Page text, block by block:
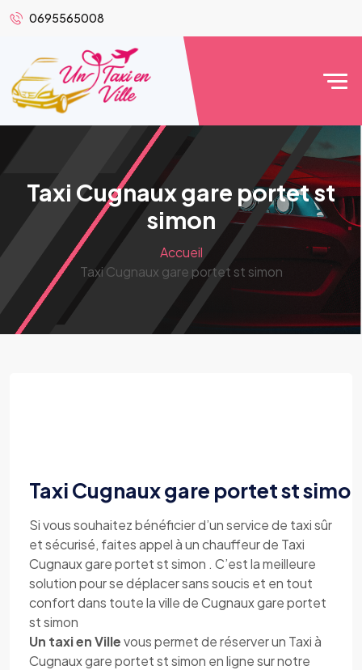
0695565008
Taxi Cugnaux gare portet st
simon
Accueil
Taxi Cugnaux gare portet st simon
Taxi Cugnaux gare portet st simon
Si vous souhaitez bénéficier d’un service de taxi sûr
et sécurisé, faites appel à un chauffeur de Taxi
Cugnaux gare portet st simon . C’est la meilleure
solution pour se déplacer sans soucis et en tout
confort dans toute la ville de Cugnaux gare portet
st simon
Un taxi en Villevous permet de réserver un Taxi à
Cugnaux gare portet st simon en ligne sur notre